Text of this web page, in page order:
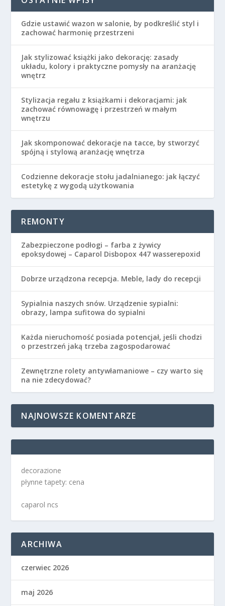
Gdzie ustawić wazon w salonie, by podkreślić styl i
zachować harmonię przestrzeni
Jak stylizować książki jako dekorację: zasady
układu, kolory i praktyczne pomysły na aranżację
wnętrz
Stylizacja regału z książkami i dekoracjami: jak
zachować równowagę i przestrzeń w małym
wnętrzu
Jak skomponować dekoracje na tacce, by stworzyć
spójną i stylową aranżację wnętrza
Codzienne dekoracje stołu jadalnianego: jak łączyć
estetykę z wygodą użytkowania
REMONTY
Zabezpieczone podłogi – farba z żywicy
epoksydowej – Caparol Disbopox 447 wasserepoxid
Dobrze urządzona recepcja. Meble, lady do recepcji
Sypialnia naszych snów. Urządzenie sypialni:
obrazy, lampa sufitowa do sypialni
Każda nieruchomość posiada potencjał, jeśli chodzi
o przestrzeń jaką trzeba zagospodarować
Zewnętrzne rolety antywłamaniowe – czy warto się
na nie zdecydować?
NAJNOWSZE KOMENTARZE
decorazione
płynne tapety: cena
caparol ncs
ARCHIWA
czerwiec 2026
maj 2026